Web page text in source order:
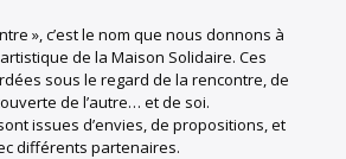
», c’est le nom que nous donnons à
de la Maison Solidaire. Ces
sous le regard de la rencontre, de
de l’autre… et de soi.
issues d’envies, de propositions, et
différents partenaires.